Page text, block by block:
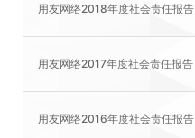
用友网络2018年度社会责任报告
用友网络2017年度社会责任报告
用友网络2016年度社会责任报告